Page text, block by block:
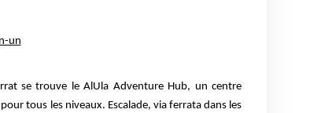
un
se trouve le AlUla Adventure Hub, un centre
tous les niveaux. Escalade, via ferrata dans les